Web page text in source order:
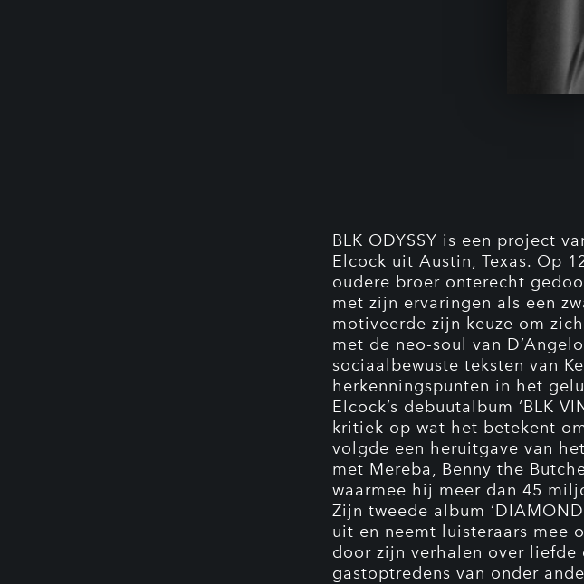
BLK ODYSSY is een project
Elcock uit Austin, Texas. Op
oudere broer onterecht
met zijn ervaringen als een
motiveerde zijn keuze om
met de neo-soul van
sociaalbewuste teksten van
herkenningspunten in het
Elcock’s debuutalbum ‘BLK
kritiek op wat het betekent
volgde een heruitgave van
met Mereba, Benny the
waarmee hij meer dan 45
Zijn tweede album
uit en neemt luisteraars mee
door zijn verhalen over liefde
gastoptredens van onder